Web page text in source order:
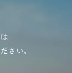
さい。